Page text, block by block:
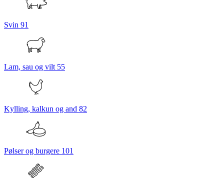
Svin 91
Lam, sau og vilt 55
Kylling, kalkun og and 82
Pølser og burgere 101